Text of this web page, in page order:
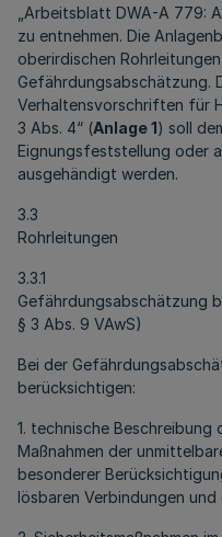
„Arbeitsblatt DWA-A 779:
zu entnehmen. Die
oberirdischen
Gefährdungsabschätzung.
Verhaltensvorschriften für
3 Abs. 4“ (Anlage 1) soll
Eignungsfeststellung oder
ausgehändigt werden.
3.3
Rohrleitungen
3.3.1
Gefährdungsabschätzung
§ 3 Abs. 9 VAwS)
Bei der
berücksichtigen:
1. technische Beschreibung
Maßnahmen der
besonderer
lösbaren Verbindungen und